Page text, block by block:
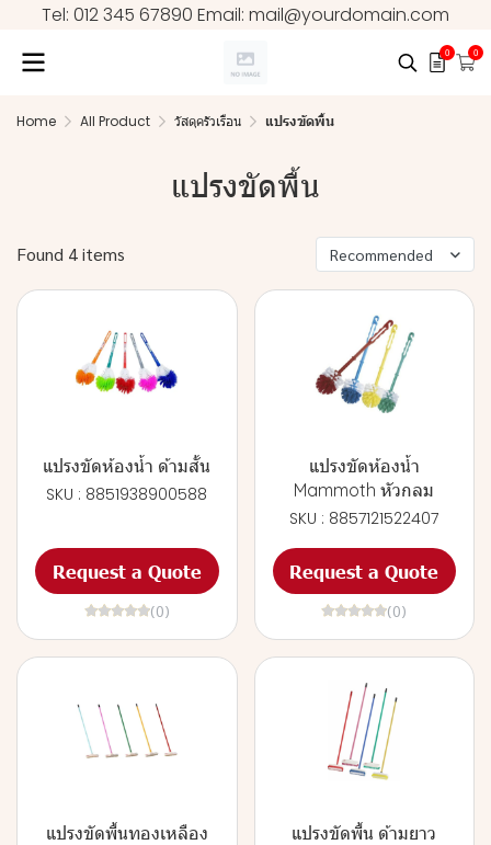
Tel: 012 345 67890 Email: mail@yourdomain.com
0 0
Home All Product วัสดุครัวเรือน แปรงขัดพื้น
แปรงขัดพื้น
Found 4 items Recommended
แปรงขัดห้องน้ำ ด้ามสั้น
SKU : 8851938900588
Request a Quote
(0)
แปรงขัดห้องน้ำ
Mammoth หัวกลม
SKU : 8857121522407
Request a Quote
(0)
แปรงขัดพื้นทองเหลือง
แปรงขัดพื้น ด้ามยาว